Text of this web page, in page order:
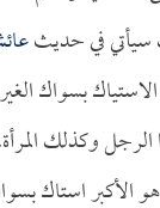
سيأتي في حديث
بسواك
الرجل وكذلك
استاك